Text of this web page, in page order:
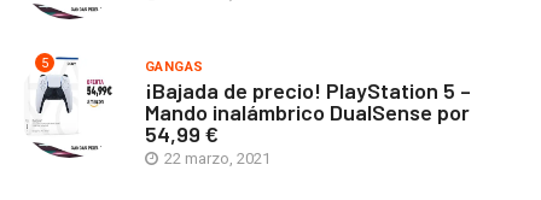
5 GANGAS
¡Bajada de precio! PlayStation 5 –
Mando inalámbrico DualSense por
54,99 €
22 marzo, 2021